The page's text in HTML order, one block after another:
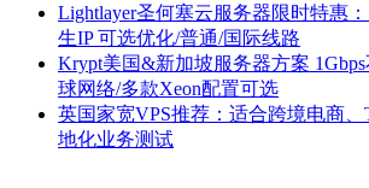
Lightlayer圣何塞云服务器限时特惠
生IP 可选优化/普通/国际线路
Krypt美国&新加坡服务器方案
球网络/多款Xeon配置可选
英国家宽VPS推荐：适合跨境电商
地化业务测试